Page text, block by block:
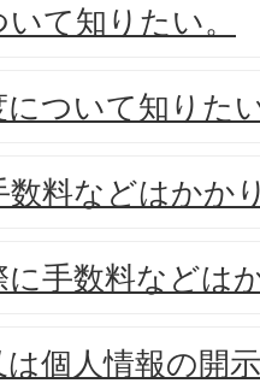
て知りたい。
ついて知りた
数料などはかか
に手数料などは
個人情報の開